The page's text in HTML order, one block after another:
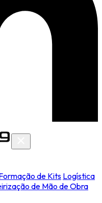
de Kits Logística
de Mão de Obra